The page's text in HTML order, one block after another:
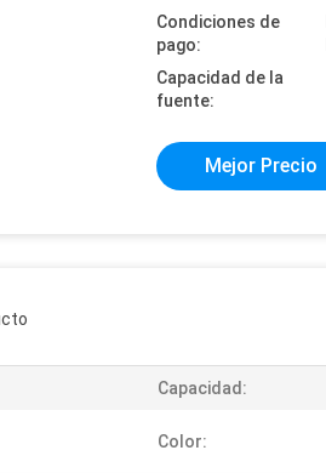
Condiciones de
pago:
Capacidad de la
fuente:
Mejor Precio
Capacidad:
Color: